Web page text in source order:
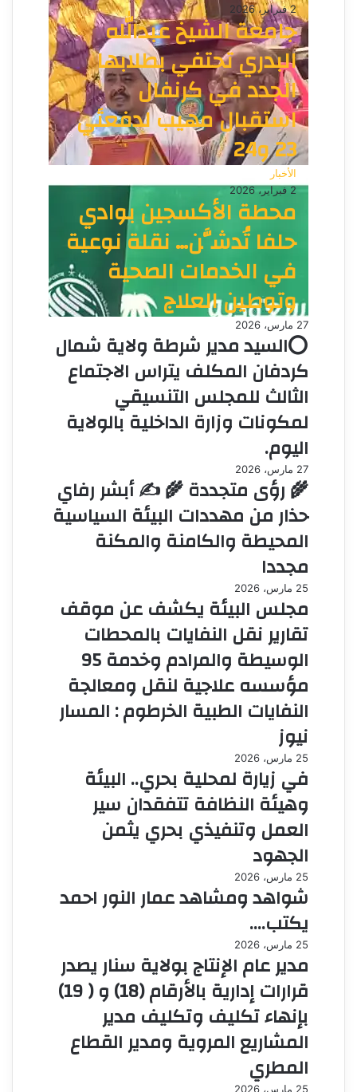
2 فبراير، 2026
جامعة الشيخ عبدالله
البدري تحتفي بطلابها
الجدد في كرنفال
استقبال مهيب لدفعتَي
23 و24
الأخبار
2 فبراير، 2026
محطة الأكسجين بوادي
حلفا تُدشَّن… نقلة نوعية
في الخدمات الصحية
وتوطين العلاج
27 مارس، 2026
⭕السيد مدير شرطة ولاية شمال
كردفان المكلف يتراس الاجتماع
الثالث للمجلس التنسيقي
لمكونات وزارة الداخلية بالولاية
اليوم.
27 مارس، 2026
🌾 رؤى متجددة 🌾 ✍️ أبشر رفاي
حذار من مهددات البيئة السياسية
المحيطة والكامنة والمكنة
مجددا
25 مارس، 2026
مجلس البيئة يكشف عن موقف
تقارير نقل النفايات بالمحطات
الوسيطة والمرادم وخدمة 95
مؤسسه علاجية لنقل ومعالجة
النفايات الطبية الخرطوم : المسار
نيوز
25 مارس، 2026
في زيارة لمحلية بحري.. البيئة
وهيئة النظافة تتفقدان سير
العمل وتنفيذي بحري يثمن
الجهود
25 مارس، 2026
شواهد ومشاهد عمار النور احمد
يكتب….
25 مارس، 2026
مدير عام الإنتاج بولاية سنار يصدر
قرارات إدارية بالأرقام (18) و ( 19)
بإنهاء تكليف وتكليف مدير
المشاريع المروية ومدير القطاع
المطري
25 مارس، 2026